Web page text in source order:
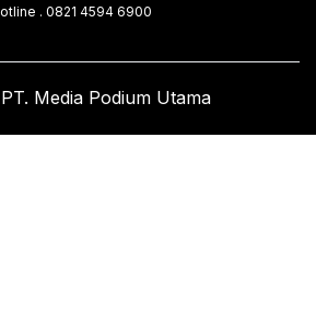
. 0821 4594 6900
Media Podium Utama